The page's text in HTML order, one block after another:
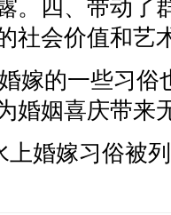
。四、带动了
社会价值和艺
嫁的一些习俗
婚姻喜庆带来
上婚嫁习俗被